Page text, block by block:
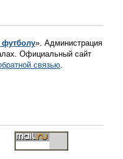
». Администрация
Официальный сайт
связью.